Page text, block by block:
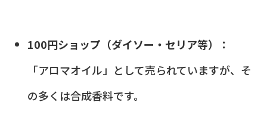
100円ショップ（ダイソー・セリア等）：
「アロマオイル」として売られていますが、そ
の多くは合成香料です。